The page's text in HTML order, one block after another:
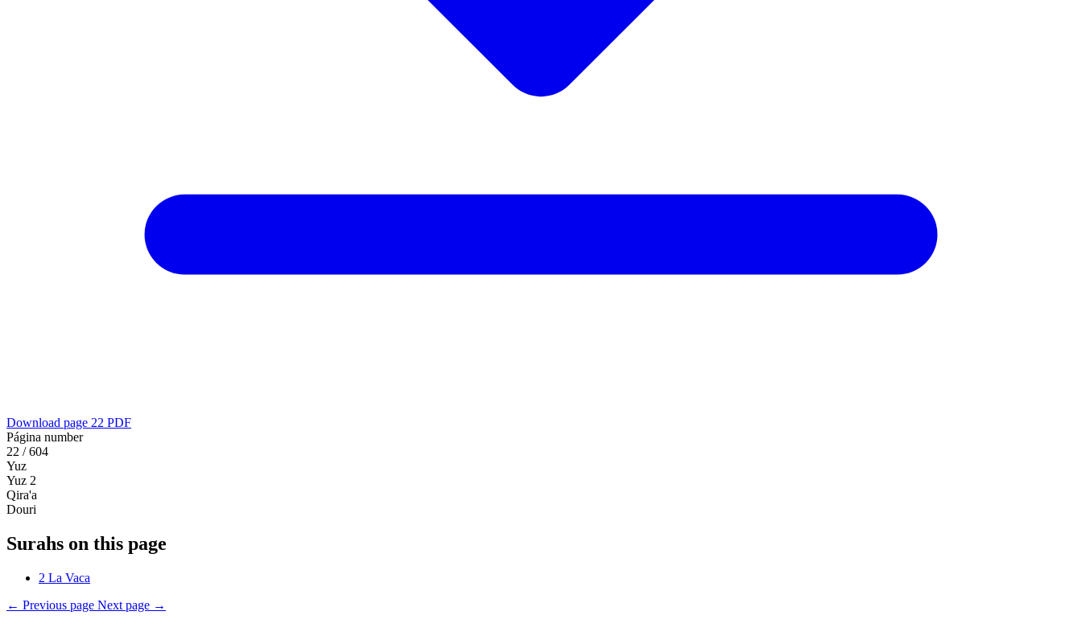
Download page 22 PDF
Página number
22 / 604
Yuz
Yuz 2
Qira'a
Douri
Surahs on this page
2 La Vaca
← Previous page Next page →